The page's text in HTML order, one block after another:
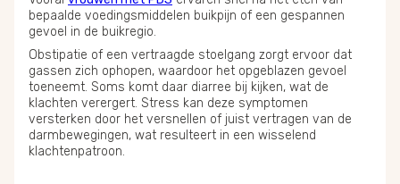
bepaalde voedingsmiddelen buikpijn of een gespannen
gevoel in de buikregio.
Obstipatie of een vertraagde stoelgang zorgt ervoor dat
gassen zich ophopen, waardoor het opgeblazen gevoel
toeneemt. Soms komt daar diarree bij kijken, wat de
klachten verergert. Stress kan deze symptomen
versterken door het versnellen of juist vertragen van de
darmbewegingen, wat resulteert in een wisselend
klachtenpatroon.